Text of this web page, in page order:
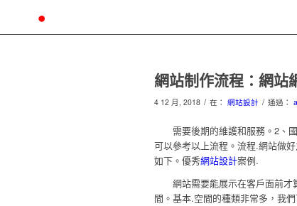
網站制作流程：網站
4 12 月, 2018 / 在： 網站設計 / 通過：
需要後期的維護和服務。2、國
可以參考以上流程。流程.網站做
如下。優秀網站設計案例.
網站需要能展示在客戶面前才
間。基本.空間的種類非常多，我